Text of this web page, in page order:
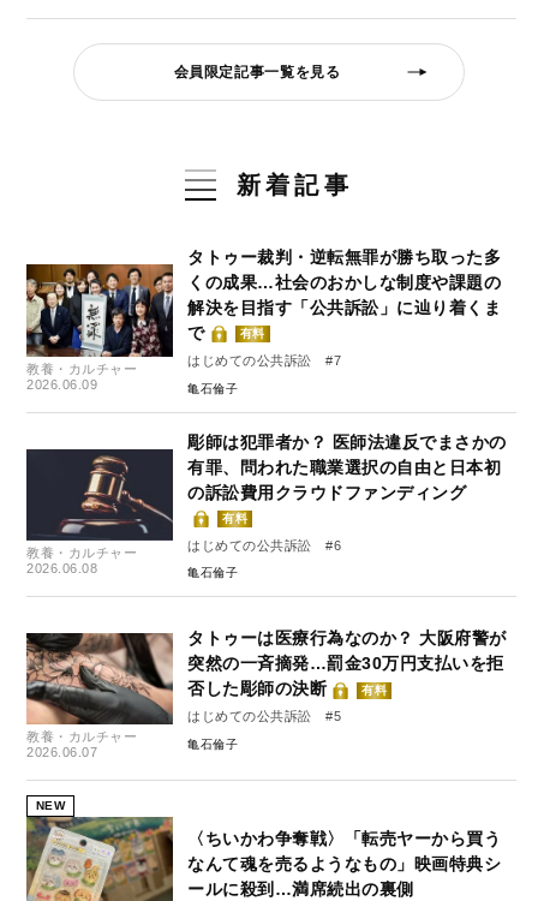
会員限定記事一覧を見る
新着記事
教養・カルチャー
2026.06.09
タトゥー裁判・逆転無罪が勝ち取った多
くの成果…社会のおかしな制度や課題の
解決を目指す「公共訴訟」に辿り着くま
で
有料
はじめての公共訴訟 #7
亀石倫子
教養・カルチャー
2026.06.08
彫師は犯罪者か？ 医師法違反でまさかの
有罪、問われた職業選択の自由と日本初
の訴訟費用クラウドファンディング
有料
はじめての公共訴訟 #6
亀石倫子
教養・カルチャー
2026.06.07
タトゥーは医療行為なのか？ 大阪府警が
突然の一斉摘発…罰金30万円支払いを拒
否した彫師の決断
有料
はじめての公共訴訟 #5
亀石倫子
NEW
〈ちいかわ争奪戦〉「転売ヤーから買う
なんて魂を売るようなもの」映画特典シ
ールに殺到…満席続出の裏側